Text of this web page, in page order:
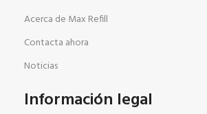
Acerca de Max Refill
Contacta ahora
Noticias
Información legal